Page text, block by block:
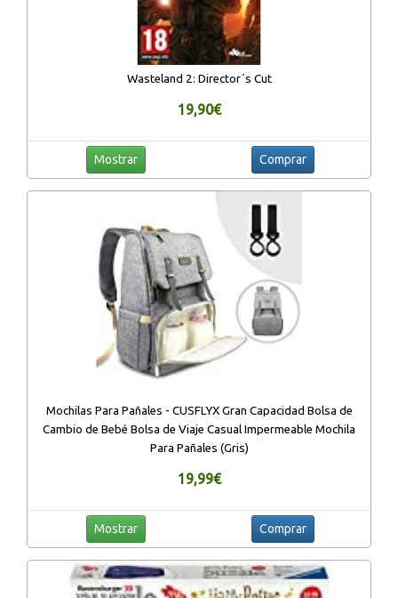
Wasteland 2: Director´s Cut
19,90€
Mostrar Comprar
Mochilas Para Pañales - CUSFLYX Gran Capacidad Bolsa de
Cambio de Bebé Bolsa de Viaje Casual Impermeable Mochila
Para Pañales (Gris)
19,99€
Mostrar Comprar